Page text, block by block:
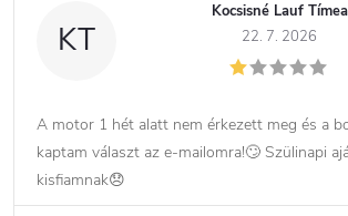
KT
Kocsisné Lauf Tímea
22. 7. 2026
A motor 1 hét alatt nem érkezett meg és a
kaptam választ az e-mailomra!🙄 Szülinapi
kisfiamnak😞